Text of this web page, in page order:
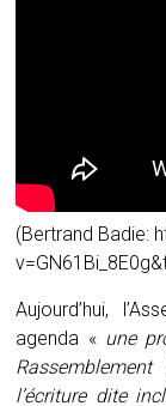
(Bertrand Badie:
Aujourd’hui,
agenda « une
l’écriture dite